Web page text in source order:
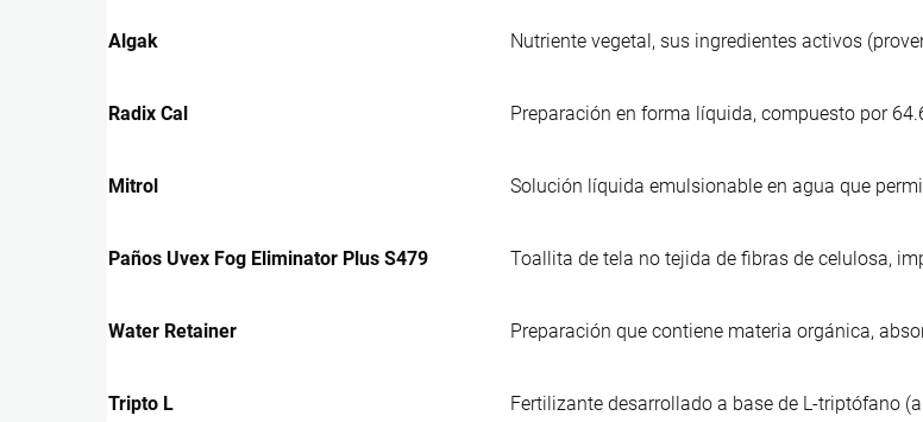
Algak Nutriente vegetal, sus ingredientes activos
Radix Cal Preparación en forma líquida, compuesto por
Mitrol Solución líquida emulsionable en agua que
Paños Uvex Fog Eliminator Plus S479 Toallita de tela no tejida de fibras de celulosa,
Water Retainer Preparación que contiene materia orgánica,
Tripto L Fertilizante desarrollado a base de L-triptófano